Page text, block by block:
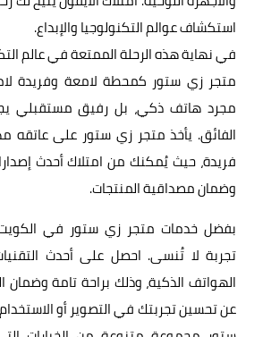
استكشاف عوالم التكنولوجيا والإبداع.
في نهاية هذه الرحلة الممتعة في عالم
متجر زي ستور كمحطة لامعة وفريدة
مجرد هاتف ذكي، بل رفيق مستقبلي
الفائق. يأخذ متجر زي ستور على عاتقه
فريدة، حيث يُمكنك من امتلاك أحدث
وضمان مصداقية المنتجات.
بفضل خدمات متجر زي ستور في
تجربة لا تُنسى. احصل على أحدث
الهواتف الذكية، وذلك براحة تامة
عن تحسين تجربتك في التصوير أو